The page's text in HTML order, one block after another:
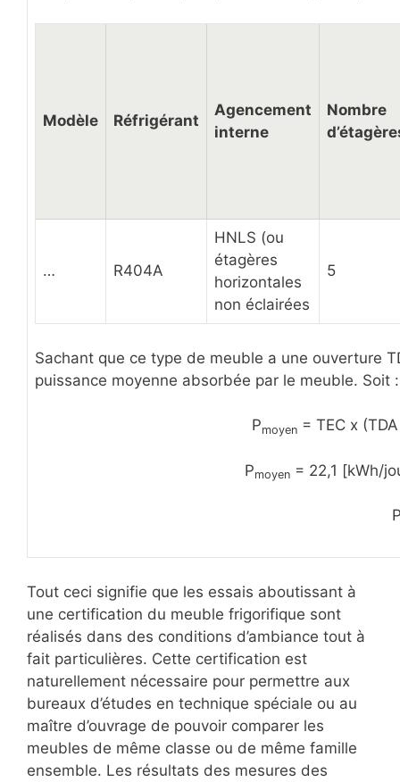
Modèle Réfrigérant
Agencement
interne
Nombre
… R404A
HNLS (ou
étagères
horizontales
non éclairées
5
Sachant que ce type de meuble a une ouverture
puissance moyenne absorbée par le meuble. Soit :
Pmoyen= TEC x
Pmoyen = 22,1 [kWh/
Tout ceci signifie que les essais aboutissant à
une certification du meuble frigorifique sont
réalisés dans des conditions d’ambiance tout à
fait particulières. Cette certification est
naturellement nécessaire pour permettre aux
bureaux d’études en technique spéciale ou au
maître d’ouvrage de pouvoir comparer les
meubles de même classe ou de même famille
ensemble. Les résultats des mesures des